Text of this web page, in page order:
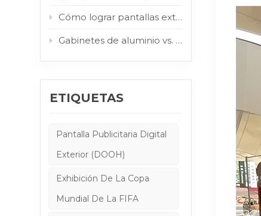
Cómo lograr pantallas exteriores legibles a la luz del sol: El papel de la AG y el vidrio protector
Gabinetes de aluminio vs. gabinetes de acero: ¿Qué estructura es mejor para la señalización digital exterior?
ETIQUETAS
Pantalla Publicitaria Digital
Exterior (DOOH)
Exhibición De La Copa
Mundial De La FIFA